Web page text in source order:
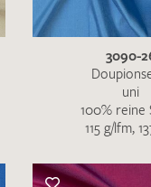
Ich bin damit
3090-
uni
100% reine
115 g/lfm,